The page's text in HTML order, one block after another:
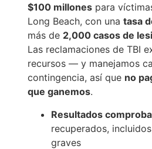
$100 millonespara
Long Beach, con una tasa
más de 2,000 casos de
Las reclamaciones de TBI
recursos — y manejamos
contingencia, así que no
que ganemos.
Resultados
recuperados,
graves